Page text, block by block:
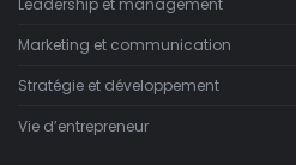
Leadership et management
Marketing et communication
Stratégie et développement
Vie d’entrepreneur